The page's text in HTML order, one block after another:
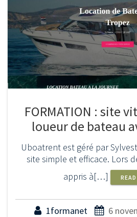
FORMATION : site
loueur de bateau
Uboatrent est géré par
site simple et efficace. Lors
appris à[…]
1formanet 6